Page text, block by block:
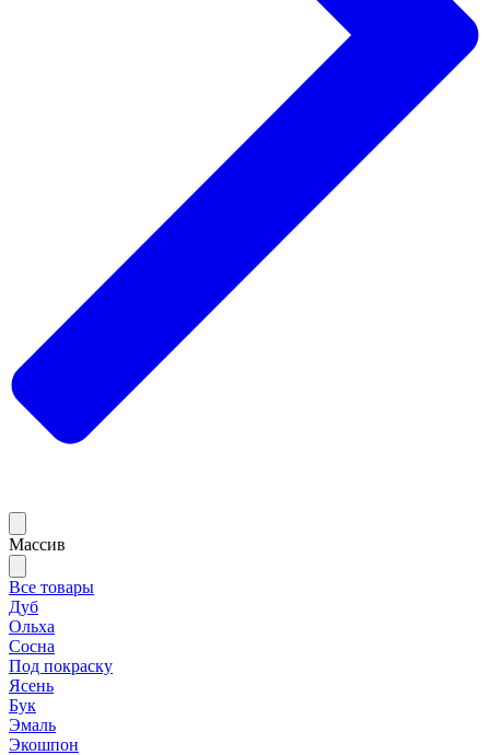
Массив
Все товары
Дуб
Ольха
Сосна
Под покраску
Ясень
Бук
Эмаль
Экошпон